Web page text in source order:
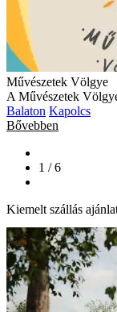
Művészetek Völgye
A Művészetek
Balaton Kapolcs
Bővebben
1 / 6
Kiemelt szállás